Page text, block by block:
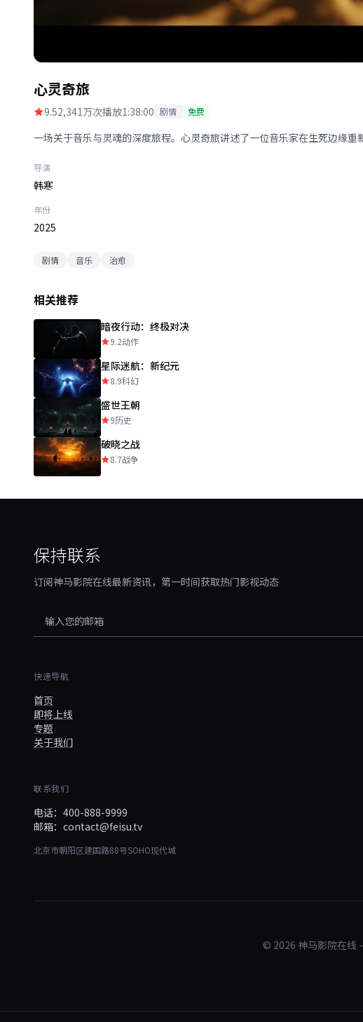
心灵奇旅
9.52,341万次播放1:38:00 剧情 免费
一场关于音乐与灵魂的深度旅程。心灵奇旅讲述了一位音乐家在生死边缘重
导演
韩寒
年份
2025
剧情 音乐 治愈
相关推荐
暗夜行动：终极对决
9.2动作
星际迷航：新纪元
8.9科幻
盛世王朝
9历史
破晓之战
8.7战争
保持联系
订阅神马影院在线最新资讯，第一时间获取热门影视动态
快速导航
首页
即将上线
专题
关于我们
联系我们
电话：400-888-9999
邮箱：contact@feisu.tv
北京市朝阳区建国路88号SOHO现代城
© 2026 神马影院在线